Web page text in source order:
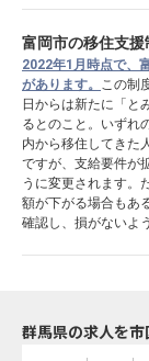
富岡市の移住支援
2022年1月時点で、
があります。 この制
日からは新たに「と
るとのこと。いずれ
内から移住してきた
ですが、支給要件が
うに変更されます。
額が下がる場合もあ
確認し、損がないよ
群馬県の求人を